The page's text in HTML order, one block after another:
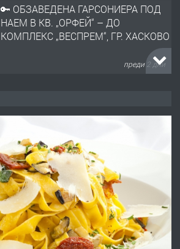
🔑 ОБЗАВЕДЕНА ГАРСОНИЕРА ПОД
НАЕМ В КВ. „ОРФЕЙ“ – ДО
КОМПЛЕКС „ВЕСПРЕМ“, ГР. ХАСКОВО
преди 2 дни
АПАРТАМЕНТ В ЦЕНТЪРА НА ГР.
Давам гараж под наем
преди 3 дни